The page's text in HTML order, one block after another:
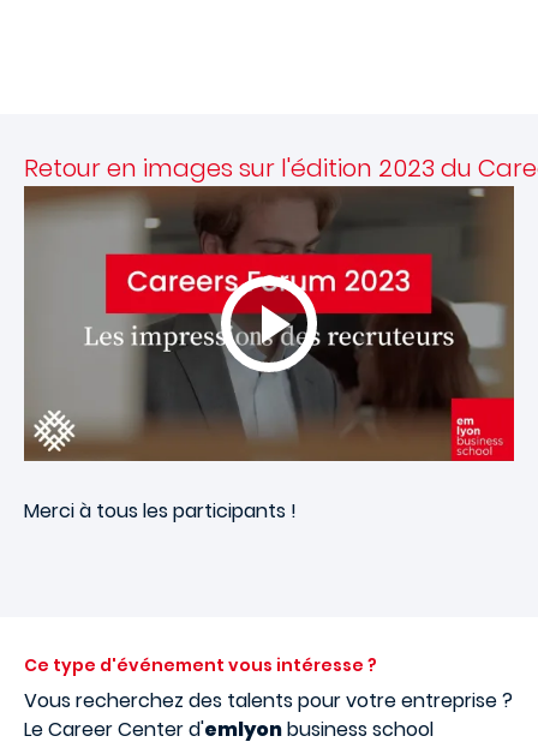
Retour en images sur l'édition 2023 du
Merci à tous les participants !
Ce type d'événement vous intéresse ?
Vous recherchez des talents pour votre entreprise ?
Le Career Center d'emlyonbusiness school